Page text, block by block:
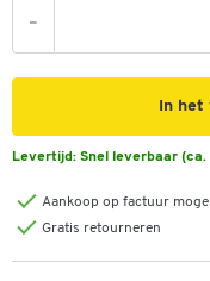
-
In het
Levertijd: Snel leverbaar
Aankoop op factuur
Gratis retourneren